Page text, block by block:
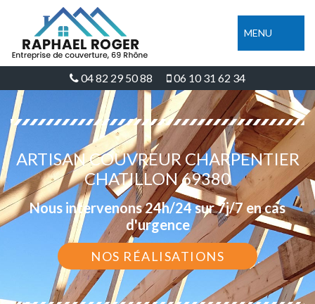
MENU
04 82 29 50 88 06 10 31 62 34
ARTISAN COUVREUR CHARPENTIER
CHATILLON 69380
Nous intervenons 24h/24 sur 7j/7 en cas
d'urgence
NOS RÉALISATIONS